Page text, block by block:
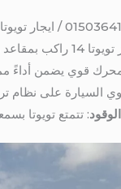
مما يجعلها مثالية للرحلات العائلية أو التنقلات الجماعية.
قوي يضمن أداءً
السيارة على نظام
: تتمتع تويوتا